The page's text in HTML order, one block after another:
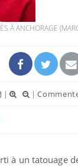
À ANCHORAGE
| |
à un tatouage